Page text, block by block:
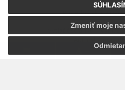
Zmeniť moje
Posledná
Vytlačiť stránku|